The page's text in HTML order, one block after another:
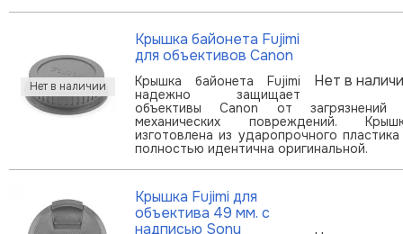
Нет в
Крышка байонета Fujimi
для объективов Canon
Крышка байонета Fujimi
надежно защищает
объективы Canon от загрязнений
механических повреждений.
изготовлена из ударопрочного
полностью идентична оригинальной.
Крышка Fujimi для
объектива 49 мм. с
надписью Sony